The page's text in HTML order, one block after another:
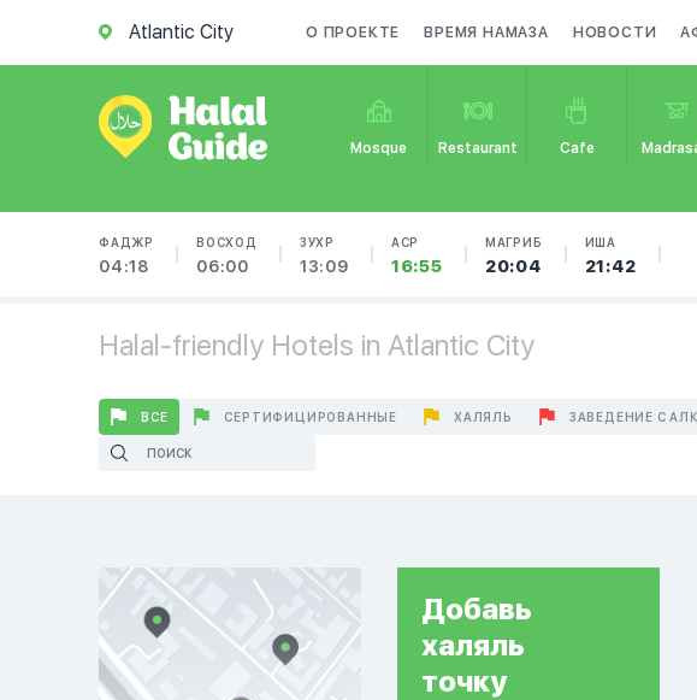
Atlantic City О ПРОЕКТЕ ВРЕМЯ НАМАЗА НОВОСТИ
Mosque Restaurant Cafe
ФАДЖР
04:18
ВОСХОД
06:00
ЗУХР
13:09
АСР
16:55
МАГРИБ
20:04
ИША
21:42
Halal-friendly Hotels in Atlantic City
ВСЕ СЕРТИФИЦИРОВАННЫЕ ХАЛЯЛЬ ЗАВЕДЕНИЕ С
Добавь
халяль
точку